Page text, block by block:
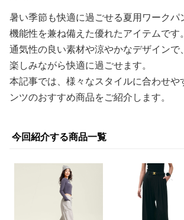
暑い季節も快適に過ごせる夏用ワークパ
機能性を兼ね備えた優れたアイテムです。
通気性の良い素材や涼やかなデザインで
楽しみながら快適に過ごせます。
本記事では、様々なスタイルに合わせや
ンツのおすすめ商品をご紹介します。
今回紹介する商品一覧